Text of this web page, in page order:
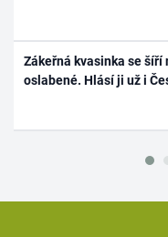
Zákeřná kvasinka se
oslabené. Hlásí ji už i